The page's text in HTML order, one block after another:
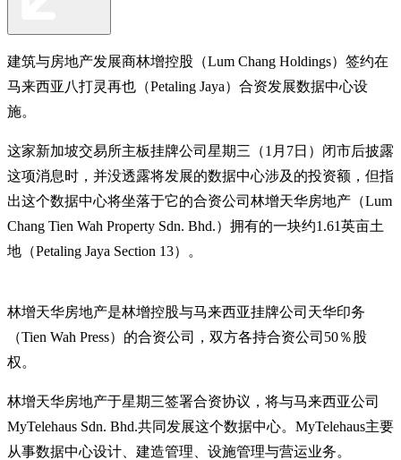
建筑与房地产发展商林增控股（Lum Chang Holdings）签约在
马来西亚八打灵再也（Petaling Jaya）合资发展数据中心设
施。
这家新加坡交易所主板挂牌公司星期三（1月7日）闭市后披露
这项消息时，并没透露将发展的数据中心涉及的投资额，但指
出这个数据中心将坐落于它的合资公司林增天华房地产（Lum
Chang Tien Wah Property Sdn. Bhd.）拥有的一块约1.61英亩土
地（Petaling Jaya Section 13）。
林增天华房地产是林增控股与马来西亚挂牌公司天华印务
（Tien Wah Press）的合资公司，双方各持合资公司50％股
权。
林增天华房地产于星期三签署合资协议，将与马来西亚公司
MyTelehaus Sdn. Bhd.共同发展这个数据中心。MyTelehaus主要
从事数据中心设计、建造管理、设施管理与营运业务。